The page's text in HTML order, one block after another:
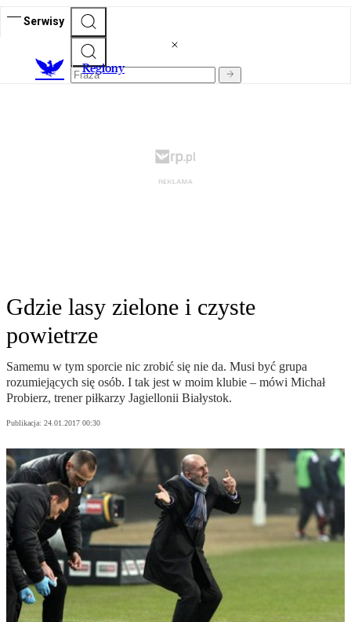
Serwisy
Regiony
Gdzie lasy zielone i czyste
powietrze
Samemu w tym sporcie nic zrobić się nie da. Musi być grupa
rozumiejących się osób. I tak jest w moim klubie – mówi Michał
Probierz, trener piłkarzy Jagiellonii Białystok.
Publikacja: 24.01.2017 00:30